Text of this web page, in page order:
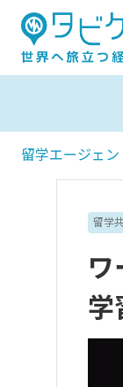
留学エージェ
留学
ワ
学